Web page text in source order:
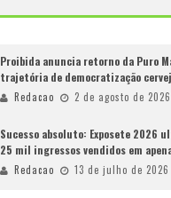
Proibida anuncia retorno da Puro
trajetória de democratização
Redacao 2 de agosto de 2026
Sucesso absoluto: Exposete 2026
25 mil ingressos vendidos em
Redacao 13 de julho de 2026